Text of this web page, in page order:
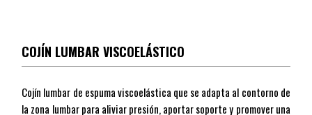
COJÍN LUMBAR VISCOELÁSTICO
Cojín lumbar de espuma viscoelástica que se adapta al contorno de
la zona lumbar para aliviar presión, aportar soporte y promover una